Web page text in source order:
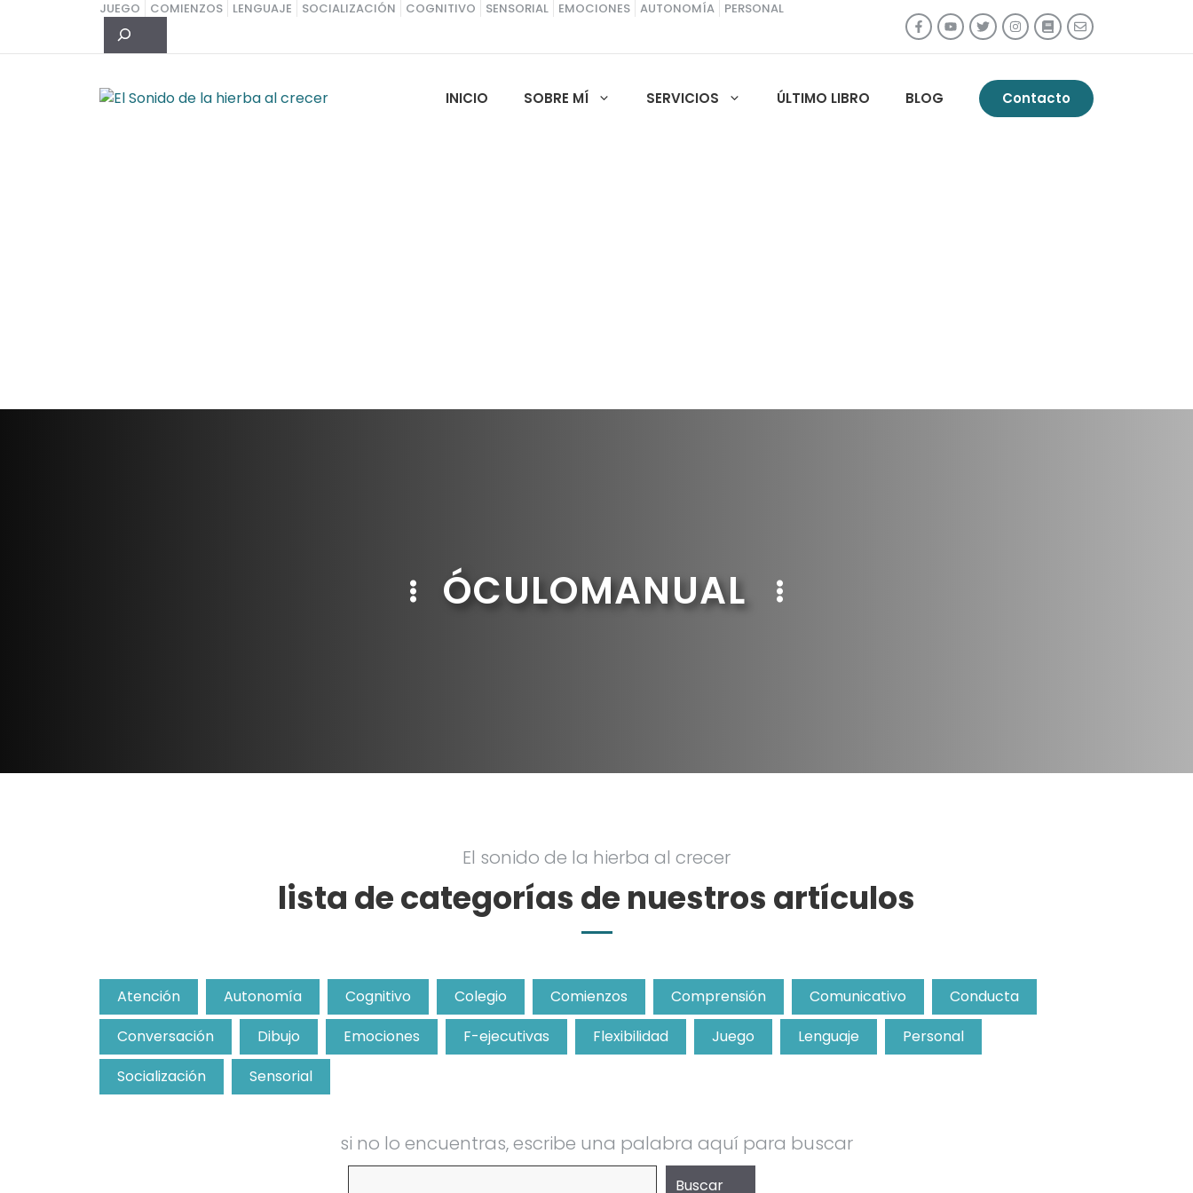
contenido
JUEGO COMIENZOS LENGUAJE SOCIALIZACIÓN COGNITIVO SENSORIAL EMOCIONES AUTONOMÍA PERSONAL
Buscar
INICIO SOBRE MÍ SERVICIOS ÚLTIMO LIBRO BLOG Contacto
ÓCULOMANUAL
El sonido de la hierba al crecer
lista de categorías de nuestros artículos
Atención Autonomía Cognitivo Colegio Comienzos Comprensión Comunicativo
Conducta
Conversación
Dibujo Emociones F-ejecutivas Flexibilidad Juego Lenguaje
Personal
Socialización
Sensorial
si no lo encuentras, escribe una palabra aquí para buscar
Buscar